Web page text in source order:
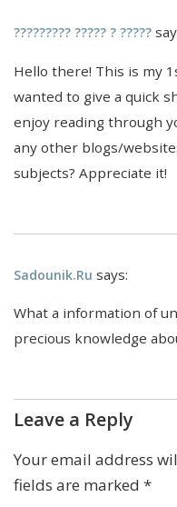
????????? ????? ? ?????
Hello there! This is my
wanted to give a quick
enjoy reading through
any other blogs/
subjects? Appreciate it!
Sadounik.ru says:
What a information of
precious knowledge
Leave a Reply
Your email address
fields are marked *